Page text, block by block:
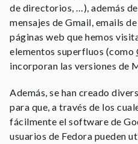
de directorios, …), además
mensajes de Gmail, emails
páginas web que hemos
elementos superfluos (como
incorporan las versiones de
Además, se han creado
para que, a través de los
fácilmente el software de
usuarios de Fedora pueden